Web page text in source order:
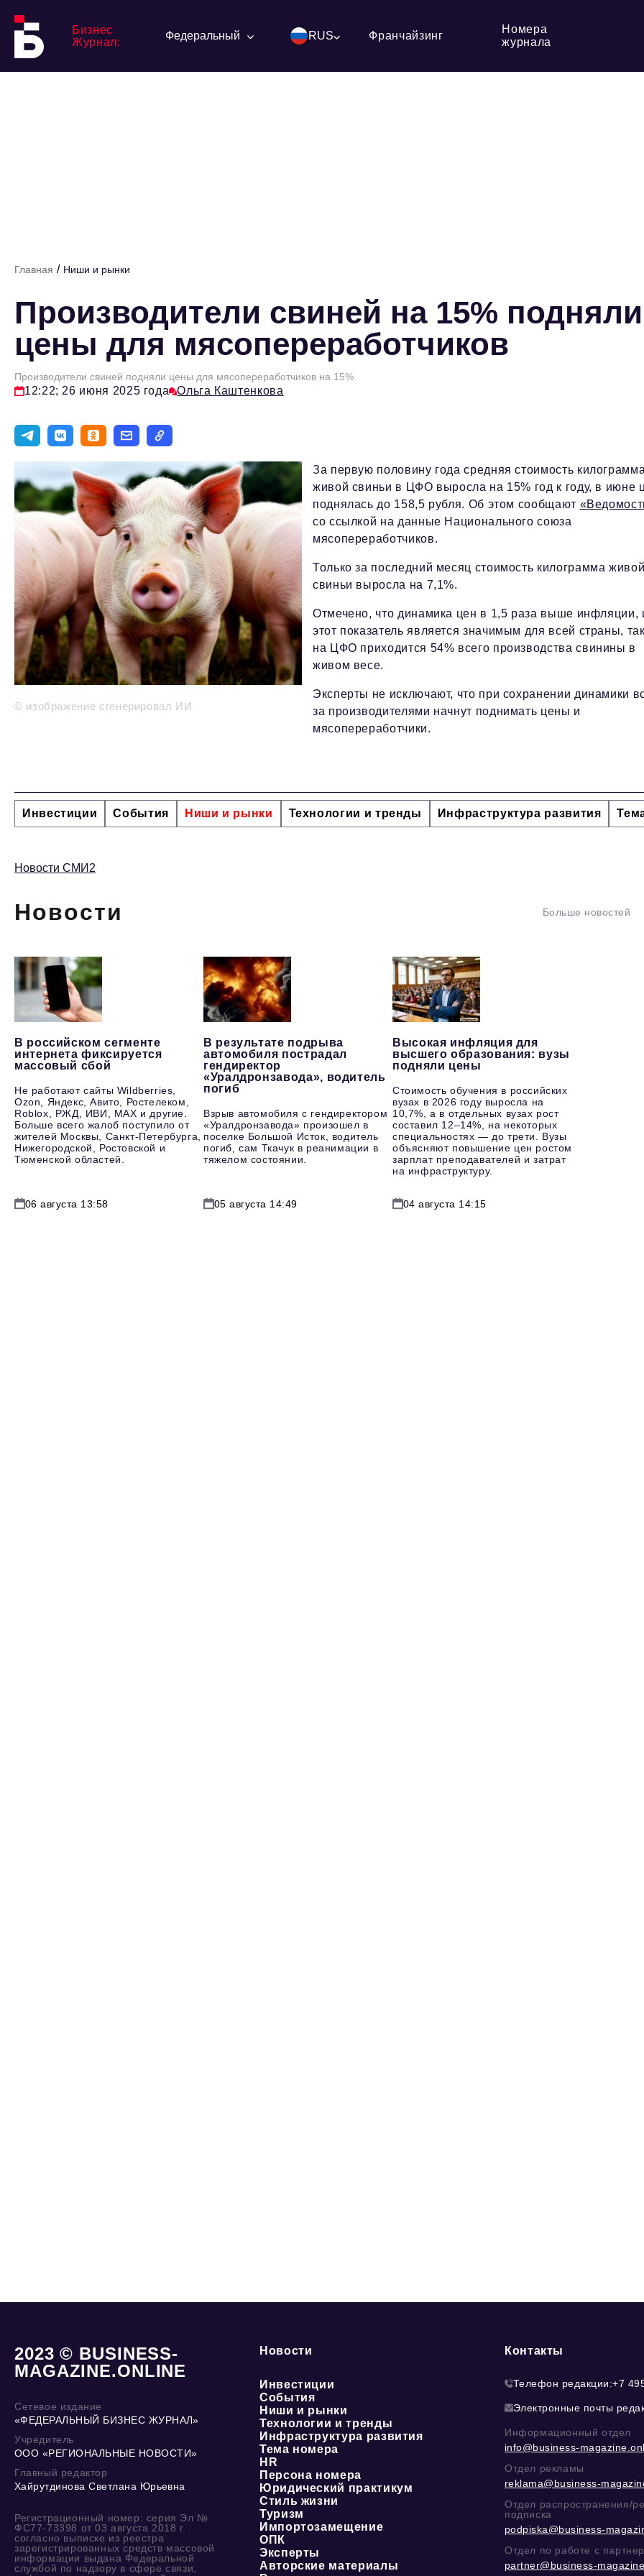
Бизнес
Журнал:
Федеральный RUS Франчайзинг
Номера
журнала
Главная / Ниши и рынки
Производители свиней на 15% подняли
цены для мясопереработчиков
Производители свиней подняли цены для мясопереработчиков на 15%
12:22; 26 июня 2025 года Ольга Каштенкова
© изображение сгенерировал ИИ
За первую половину года средняя стоимость
живой свиньи в ЦФО выросла на 15% год к году, в июне
поднялась до 158,5 рубля. Об этом сообщают
со ссылкой на данные Национального союза
мясопереработчиков.
Только за последний месяц стоимость килограмма живой
свиньи выросла на 7,1%.
Отмечено, что динамика цен в 1,5 раза выше инфляции,
этот показатель является значимым для всей страны,
на ЦФО приходится 54% всего производства свинины в
живом весе.
Эксперты не исключают, что при сохранении динамики
за производителями начнут поднимать цены и
мясопереработчики.
Инвестиции События Ниши и рынки Технологии и тренды Инфраструктура развития
Новости СМИ2
Новости Больше новостей
В российском сегменте
интернета фиксируется
массовый сбой
Не работают сайты Wildberries,
Ozon, Яндекс, Авито, Ростелеком,
Roblox, РЖД, ИВИ, MAX и другие.
Больше всего жалоб поступило от
жителей Москвы, Санкт-Петербурга,
Нижегородской, Ростовской и
Тюменской областей.
06 августа 13:58
В результате подрыва
автомобиля пострадал
гендиректор
«Уралдронзавода», водитель
погиб
Взрыв автомобиля с гендиректором
«Уралдронзавода» произошел в
поселке Большой Исток, водитель
погиб, сам Ткачук в реанимации в
тяжелом состоянии.
05 августа 14:49
Высокая инфляция для
высшего образования: вузы
подняли цены
Стоимость обучения в российских
вузах в 2026 году выросла на
10,7%, а в отдельных вузах рост
составил 12–14%, на некоторых
специальностях — до трети. Вузы
объясняют повышение цен ростом
зарплат преподавателей и затрат
на инфраструктуру.
04 августа 14:15
2023 © BUSINESS-
MAGAZINE.ONLINE
Сетевое издание
«ФЕДЕРАЛЬНЫЙ БИЗНЕС ЖУРНАЛ»
Учредитель
ООО «РЕГИОНАЛЬНЫЕ НОВОСТИ»
Главный редактор
Хайрутдинова Светлана Юрьевна
Регистрационный номер: серия Эл №
ФС77-73398 от 03 августа 2018 г.
согласно выписке из реестра
зарегистрированных средств массовой
информации выдана Федеральной
службой по надзору в сфере связи,
Новости
Инвестиции
События
Ниши и рынки
Технологии и тренды
Инфраструктура развития
Тема номера
HR
Персона номера
Юридический практикум
Стиль жизни
Туризм
Импортозамещение
ОПК
Эксперты
Авторские материалы
Контакты
Телефон редакции:+7
Электронные почты
Информационный отдел
info@business-
Отдел рекламы
reklama@business-
Отдел распространения/
подписка
podpiska@business-
Отдел по работе с
partner@business-